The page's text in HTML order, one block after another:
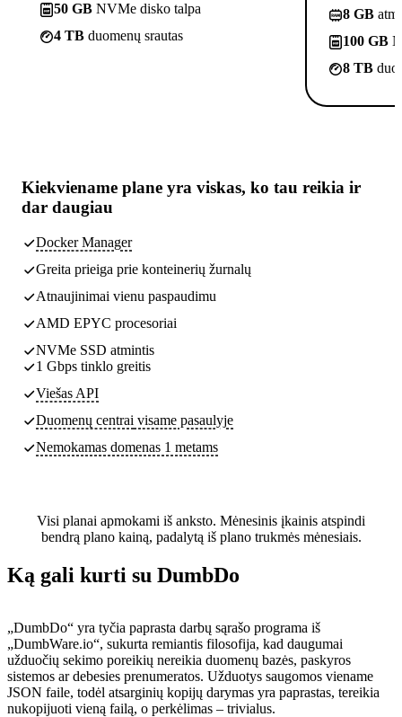
50 GB NVMe disko talpa
4 TB duomenų srautas
8 GB
100 GB
8 TB
Kiekviename plane yra viskas, ko tau reikia ir
dar daugiau
Docker Manager
Greita prieiga prie konteinerių žurnalų
Atnaujinimai vienu paspaudimu
AMD EPYC procesoriai
NVMe SSD atmintis
1 Gbps tinklo greitis
Viešas API
Duomenų centrai visame pasaulyje
Nemokamas domenas 1 metams
Visi planai apmokami iš anksto. Mėnesinis įkainis atspindi
bendrą plano kainą, padalytą iš plano trukmės mėnesiais.
Ką gali kurti su DumbDo
„DumbDo“ yra tyčia paprasta darbų sąrašo programa iš
„DumbWare.io“, sukurta remiantis filosofija, kad daugumai
užduočių sekimo poreikių nereikia duomenų bazės, paskyros
sistemos ar debesies prenumeratos. Užduotys saugomos viename
JSON faile, todėl atsarginių kopijų darymas yra paprastas, tereikia
nukopijuoti vieną failą, o perkėlimas – trivialus.